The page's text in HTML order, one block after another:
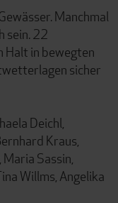
Manchmal
sein. 22
Halt in bewegten
sicher
Deichl,
Kraus,
Sassin,
Willms, Angelika